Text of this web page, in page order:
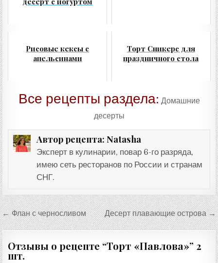
Рисовые кексы с
апельсинами
Торт Сникерс для
праздничного стола
Все рецепты раздела: Домашние
десерты
Автор рецепта: Natasha
Эксперт в кулинарии, повар 6-го разряда,
имею сеть ресторанов по России и странам
СНГ.
Навигация
по
записям
← Флан с черносливом Десерт плавающие острова →
Отзывы о рецепте “Торт «Павлова»” 2
шт.